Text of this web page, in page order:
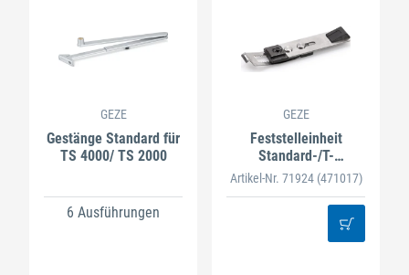
GEZE
Gestänge Standard für
TS 4000/ TS 2000
6 Ausführungen
GEZE
Feststelleinheit
Standard-/T-
Stop-/Boxer
Artikel-Nr. 71924 (471017)